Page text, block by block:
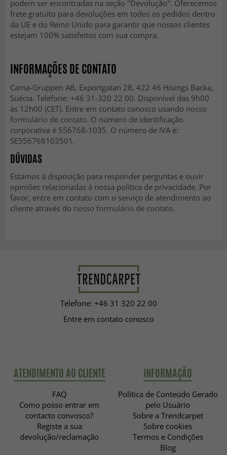
podem ser encontradas na seção "Devolução". Oferecemos
frete gratuito para devoluções em todos os pedidos dentro
da UE e do Reino Unido para garantir que nossos clientes
estejam 100% satisfeitos com sua compra.
INFORMAÇÕES DE CONTATO
Cama-Gruppen AB, Exportgatan 28, 422 46 Hisings Backa,
Suécia. Telefone: +46 31-320 22 00. Disponível das 9h00
às 12h00 (CET). Entre em contato conosco usando nosso
formulário de contato. O número de identificação
corporativa é 556768-1035. O número de IVA é:
SE556768103501.
DÚVIDAS
Estamos à disposição para responder perguntas e ouvir
opiniões relacionadas à nossa política de privacidade. Por
favor, entre em contato com o serviço de atendimento ao
cliente através do nosso formulário de contato.
Telefone: +46 31 320 22 00
Entre em contato conosco
ATENDIMENTO AO CLIENTE
FAQ
Como posso entrar em
contacto convosco?
Registe a sua
devolução/reclamação
INFORMAÇÃO
Política de Conteúdo Gerado
pelo Usuário
Sobre a Trendcarpet
Sobre cookies
Termos e Condições
Blog